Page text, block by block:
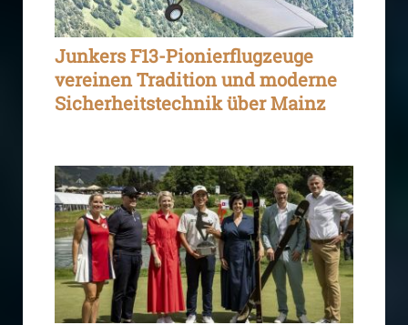
Junkers F13-Pionierflugzeuge
vereinen Tradition und moderne
Sicherheitstechnik über Mainz